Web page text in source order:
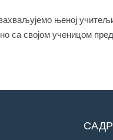
њеној
са својом ученицом